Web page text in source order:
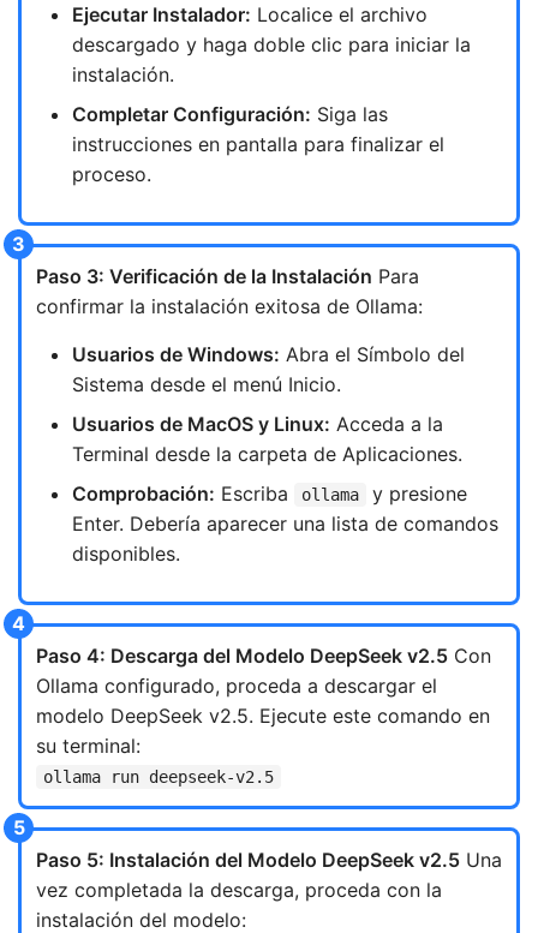
Ejecutar Instalador: Localice el archivo
descargado y haga doble clic para iniciar la
instalación.
Completar Configuración: Siga las
instrucciones en pantalla para finalizar el
proceso.
Paso 3: Verificación de la Instalación Para
confirmar la instalación exitosa de Ollama:
Usuarios de Windows: Abra el Símbolo del
Sistema desde el menú Inicio.
Usuarios de MacOS y Linux: Acceda a la
Terminal desde la carpeta de Aplicaciones.
Comprobación: Escriba ollama
y presione
Enter. Debería aparecer una lista de comandos
disponibles.
Paso 4: Descarga del Modelo DeepSeek v2.5 Con
Ollama configurado, proceda a descargar el
modelo DeepSeek v2.5. Ejecute este comando en
su terminal:
ollama run deepseek-v2.5
Paso 5: Instalación del Modelo DeepSeek v2.5 Una
vez completada la descarga, proceda con la
instalación del modelo: